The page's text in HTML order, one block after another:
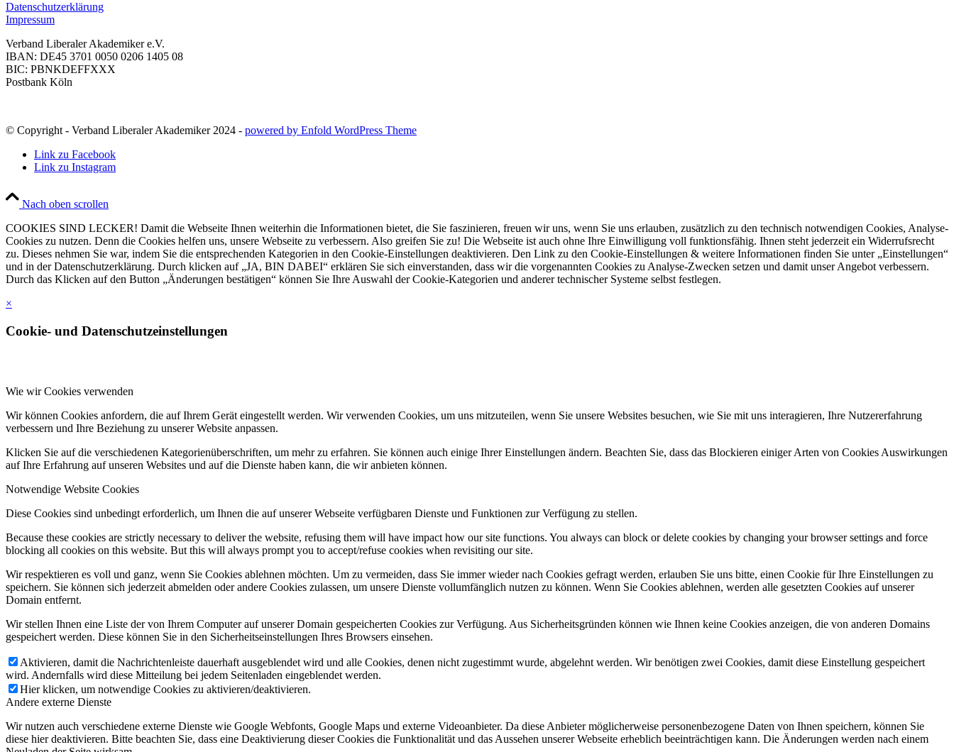
Datenschutzerklärung
Impressum
Verband Liberaler Akademiker e.V.
IBAN: DE45 3701 0050 0206 1405 08
BIC: PBNKDEFFXXX
Postbank Köln
© Copyright - Verband Liberaler Akademiker 2024 - powered by Enfold WordPress Theme
Link zu Facebook
Link zu Instagram
Nach oben scrollen
COOKIES SIND LECKER! Damit die Webseite Ihnen weiterhin die Informationen bietet, die Sie faszinieren, freuen wir uns, wenn Sie uns erlauben, zusätzlich zu den technisch notwendigen Cookies, Analyse-
Cookies zu nutzen. Denn die Cookies helfen uns, unsere Webseite zu verbessern. Also greifen Sie zu! Die Webseite ist auch ohne Ihre Einwilligung voll funktionsfähig. Ihnen steht jederzeit ein Widerrufsrecht
zu. Dieses nehmen Sie war, indem Sie die entsprechenden Kategorien in den Cookie-Einstellungen deaktivieren. Den Link zu den Cookie-Einstellungen & weitere Informationen finden Sie unter „Einstellungen“
und in der Datenschutzerklärung. Durch klicken auf „JA, BIN DABEI“ erklären Sie sich einverstanden, dass wir die vorgenannten Cookies zu Analyse-Zwecken setzen und damit unser Angebot verbessern.
Durch das Klicken auf den Button „Änderungen bestätigen“ können Sie Ihre Auswahl der Cookie-Kategorien und anderer technischer Systeme selbst festlegen.
×
Cookie- und Datenschutzeinstellungen
Wie wir Cookies verwenden
Wir können Cookies anfordern, die auf Ihrem Gerät eingestellt werden. Wir verwenden Cookies, um uns mitzuteilen, wenn Sie unsere Websites besuchen, wie Sie mit uns interagieren, Ihre Nutzererfahrung
verbessern und Ihre Beziehung zu unserer Website anpassen.
Klicken Sie auf die verschiedenen Kategorienüberschriften, um mehr zu erfahren. Sie können auch einige Ihrer Einstellungen ändern. Beachten Sie, dass das Blockieren einiger Arten von Cookies Auswirkungen
auf Ihre Erfahrung auf unseren Websites und auf die Dienste haben kann, die wir anbieten können.
Notwendige Website Cookies
Diese Cookies sind unbedingt erforderlich, um Ihnen die auf unserer Webseite verfügbaren Dienste und Funktionen zur Verfügung zu stellen.
Because these cookies are strictly necessary to deliver the website, refusing them will have impact how our site functions. You always can block or delete cookies by changing your browser settings and force
blocking all cookies on this website. But this will always prompt you to accept/refuse cookies when revisiting our site.
Wir respektieren es voll und ganz, wenn Sie Cookies ablehnen möchten. Um zu vermeiden, dass Sie immer wieder nach Cookies gefragt werden, erlauben Sie uns bitte, einen Cookie für Ihre Einstellungen zu
speichern. Sie können sich jederzeit abmelden oder andere Cookies zulassen, um unsere Dienste vollumfänglich nutzen zu können. Wenn Sie Cookies ablehnen, werden alle gesetzten Cookies auf unserer
Domain entfernt.
Wir stellen Ihnen eine Liste der von Ihrem Computer auf unserer Domain gespeicherten Cookies zur Verfügung. Aus Sicherheitsgründen können wie Ihnen keine Cookies anzeigen, die von anderen Domains
gespeichert werden. Diese können Sie in den Sicherheitseinstellungen Ihres Browsers einsehen.
Aktivieren, damit die Nachrichtenleiste dauerhaft ausgeblendet wird und alle Cookies, denen nicht zugestimmt wurde, abgelehnt werden. Wir benötigen zwei Cookies, damit diese Einstellung gespeichert
wird. Andernfalls wird diese Mitteilung bei jedem Seitenladen eingeblendet werden.
Hier klicken, um notwendige Cookies zu aktivieren/deaktivieren.
Andere externe Dienste
Wir nutzen auch verschiedene externe Dienste wie Google Webfonts, Google Maps und externe Videoanbieter. Da diese Anbieter möglicherweise personenbezogene Daten von Ihnen speichern, können Sie
diese hier deaktivieren. Bitte beachten Sie, dass eine Deaktivierung dieser Cookies die Funktionalität und das Aussehen unserer Webseite erheblich beeinträchtigen kann. Die Änderungen werden nach einem